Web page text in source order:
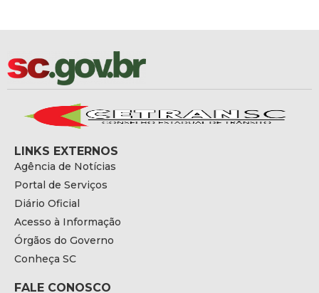
LINKS EXTERNOS
Agência de Notícias
Portal de Serviços
Diário Oficial
Acesso à Informação
Órgãos do Governo
Conheça SC
FALE CONOSCO